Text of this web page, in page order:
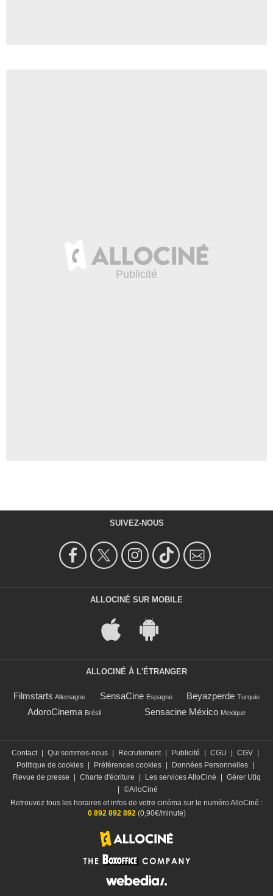
SUIVEZ-NOUS
ALLOCINÉ SUR MOBILE
ALLOCINÉ À L'ÉTRANGER
Filmstarts Allemagne SensaCine Espagne Beyazperde Turquie
AdoroCinema Brésil Sensacine México Mexique
Contact | Qui sommes-nous | Recrutement | Publicité | CGU | CGV |
Politique de cookies | Préférences cookies | Données Personnelles |
Revue de presse
| Charte d'écriture | Les services AlloCiné | Gérer Utiq
| ©AlloCiné
Retrouvez tous les horaires et infos de votre cinéma sur le numéro AlloCiné :
0 892 892 892 (0,90€/minute)